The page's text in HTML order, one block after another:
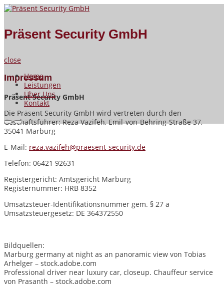
Skip
Präsent Security GmbH
close
Home
Leistungen
Über Uns
Kontakt
Primary
Menu
for
Mobile
Primary
Menu
for
Desktop
Impressum
Präsent Security GmbH
Die Präsent Security GmbH wird vertreten durch den
Geschäftsführer: Reza Vazifeh, Emil-von-Behring-Straße 37,
35041 Marburg
E-Mail: reza.vazifeh@praesent-security.de
Telefon: 06421 92631
Registergericht: Amtsgericht Marburg
Registernummer: HRB 8352
Umsatzsteuer-Identifikationsnummer gem. § 27 a
Umsatzsteuergesetz: DE 364372550
Bildquellen:
Marburg germany at night as an panoramic view von Tobias
Arhelger – stock.adobe.com
Professional driver near luxury car, closeup. Chauffeur service
von Prasanth – stock.adobe.com